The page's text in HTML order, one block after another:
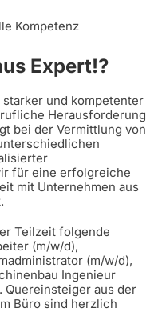
Kompetenz
Expert!?
starker und kompetenter
Herausforderung
bei der Vermittlung von
für eine erfolgreiche
mit Unternehmen aus
Teilzeit folgende
(m/w/d),
(m/w/d),
Ingenieur
Quereinsteiger aus der
Büro sind herzlich